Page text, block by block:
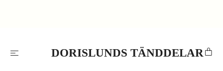
DORISLUNDS TÄNDDELAR